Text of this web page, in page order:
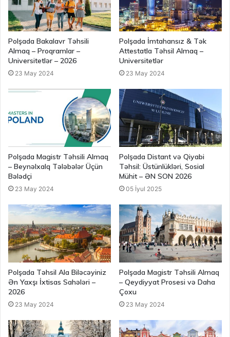
Polşada Bakalavr Təhsili
Almaq – Proqramlar –
Universitetlər – 2026
23 May 2024
Polşada İmtahansız & Tək
Attestatla Təhsil Almaq –
Universitetlər
23 May 2024
Polşada Magistr Təhsili Almaq
– Beynəlxalq Tələbələr Üçün
Bələdçi
23 May 2024
Polşada Distant və Qiyabi
Təhsil: Üstünlükləri, Sosial
Mühit – ƏN SON 2026
05 İyul 2025
Polşada Təhsil Ala Biləcəyiniz
Ən Yaxşı İxtisas Sahələri –
2026
23 May 2024
Polşada Magistr Təhsili Almaq
– Qeydiyyat Prosesi və Daha
Çoxu
23 May 2024